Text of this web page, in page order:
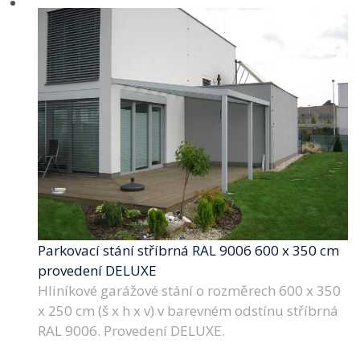
Parkovací stání stříbrná RAL 9006 600 x 350 cm
provedení DELUXE
Hliníkové garážové stání o rozměrech 600 x 350
x 250 cm (š x h x v) v barevném odstínu stříbrná
RAL 9006. Provedení DELUXE.